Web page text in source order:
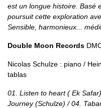
est un longue histoire. Basé
poursuit cette exploration
Sensible, harmonieux...
Double Moon Records
Nicolas Schulze : piano /
tablas
01. Listen to heart ( Ek
Journey (Schulze) / 04.